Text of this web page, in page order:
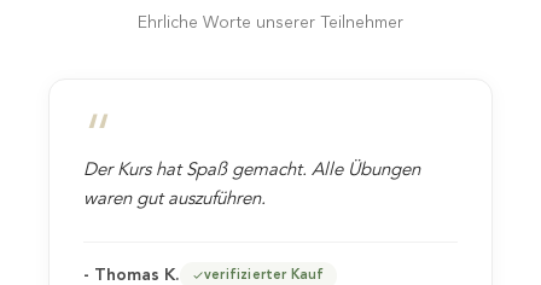
Ehrliche Worte unserer Teilnehmer
“
Der Kurs hat Spaß gemacht. Alle Übungen
waren gut auszuführen.
- Thomas K. verifizierter Kauf